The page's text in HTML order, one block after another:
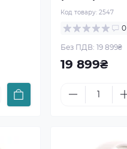
Код товару: 2547
0
Без ПДВ: 19 899₴
19 899₴